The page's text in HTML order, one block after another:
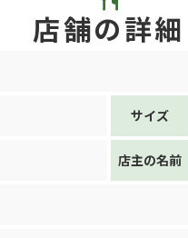
店舗の詳細
サイズ
店主の名前